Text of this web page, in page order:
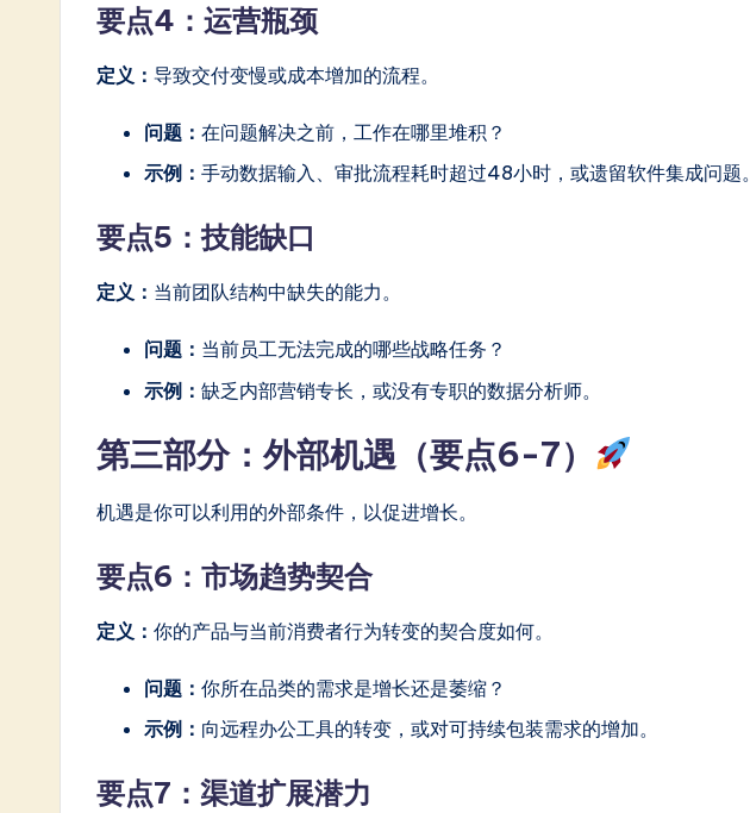
要点4：运营瓶颈
定义： 导致交付变慢或成本增加的流程。
问题： 在问题解决之前，工作在哪里堆积？
示例： 手动数据输入、审批流程耗时超过48小时，或遗留软件集成问题。
要点5：技能缺口
定义： 当前团队结构中缺失的能力。
问题： 当前员工无法完成的哪些战略任务？
示例： 缺乏内部营销专长，或没有专职的数据分析师。
第三部分：外部机遇（要点6-7）
机遇是你可以利用的外部条件，以促进增长。
要点6：市场趋势契合
定义： 你的产品与当前消费者行为转变的契合度如何。
问题： 你所在品类的需求是增长还是萎缩？
示例： 向远程办公工具的转变，或对可持续包装需求的增加。
要点7：渠道扩展潜力